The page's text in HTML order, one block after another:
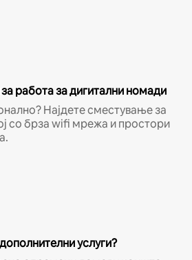
работа за дигитални номади
Најдете сместување за
со брза wifi мрежа и простори
услуги?